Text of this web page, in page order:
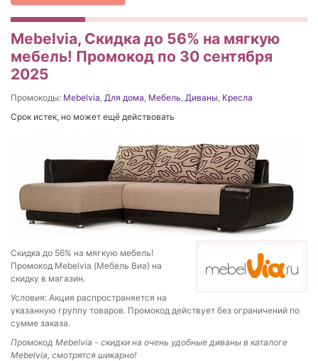
Mebelvia, Скидка до 56% на мягкую
мебель! Промокод по 30 сентября
2025
Промокоды: Mebelvia, Для дома, Мебель, Диваны, Кресла
Срок истек, но может ещё действовать
Скидка до 56% на мягкую мебель!
Промокод Mebelvia (Мебель Виа) на
скидку в магазин.
Условия: Акция распространяется на
указанную группу товаров. Промокод действует без ограничений по
сумме заказа.
Промокод Mebelvia - скидки на очень удобные диваны в каталоге
Mebelvia, смотрятся шикарно!